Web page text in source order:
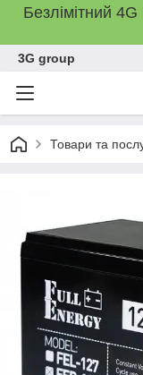
Безлімітний
3G group
Товари та